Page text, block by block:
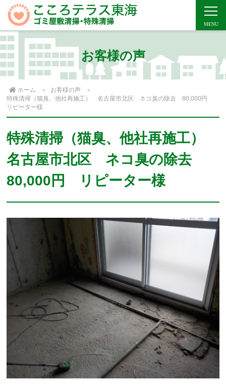
お客様の声
ホーム
お客様の声
特殊清掃（猫臭、他社再施工） 名古屋市北区 ネコ臭の除去 80,000円
リピーター様
特殊清掃（猫臭、他社再施工）
名古屋市北区 ネコ臭の除去
80,000円 リピーター様